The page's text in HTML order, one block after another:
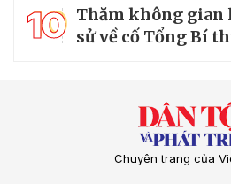
10 Thăm không gian
sử về cố Tổng Bí
Chuyên trang của